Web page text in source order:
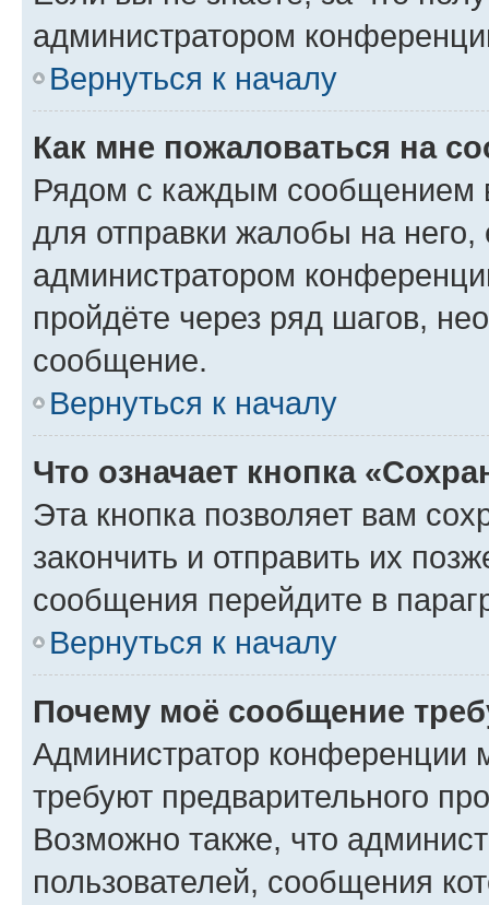
администратором
Вернуться к началу
Как мне пожаловаться на
Рядом с каждым сообщением
для отправки жалобы на
администратором
пройдёте через ряд шагов,
сообщение.
Вернуться к началу
Что означает кнопка
Эта кнопка позволяет вам
закончить и отправить их
сообщения перейдите в
Вернуться к началу
Почему моё сообщение
Администратор конференции
требуют предварительного
Возможно также, что
пользователей, сообщения